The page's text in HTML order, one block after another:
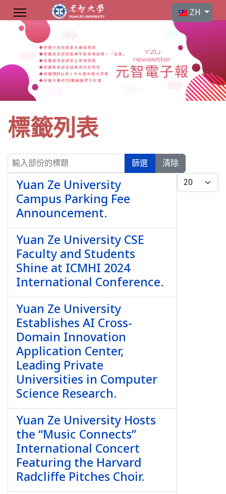
選擇你的語言
ZH
標籤列表
輸入部份的標題
篩選 清除
每頁顯示條數
Yuan Ze University
Campus Parking Fee
Announcement.
Yuan Ze University CSE
Faculty and Students
Shine at ICMHI 2024
International Conference.
Yuan Ze University
Establishes AI Cross-
Domain Innovation
Application Center,
Leading Private
Universities in Computer
Science Research.
Yuan Ze University Hosts
the “Music Connects”
International Concert
Featuring the Harvard
Radcliffe Pitches Choir.